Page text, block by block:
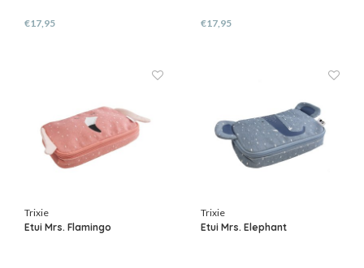
€17,95 €17,95
Trixie
Etui Mrs. Flamingo
Trixie
Etui Mrs. Elephant